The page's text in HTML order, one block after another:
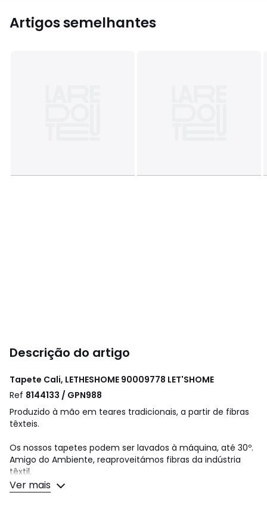
Artigos semelhantes
Descrição do artigo
Tapete Cali, LETHESHOME 90009778 LET'SHOME
Ref 8144133 / GPN988
Produzido à mão em teares tradicionais, a partir de fibras
têxteis.
Os nossos tapetes podem ser lavados à máquina, até 30º.
Amigo do Ambiente, reaproveitámos fibras da indústria
têxtil.
Dimensões são aproximadas, devido ao processo singular
de produção.
Ver mais